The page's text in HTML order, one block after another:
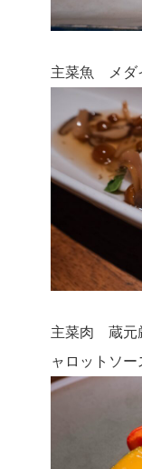
主菜魚 メダ
主菜肉 蔵元
ャロットソー